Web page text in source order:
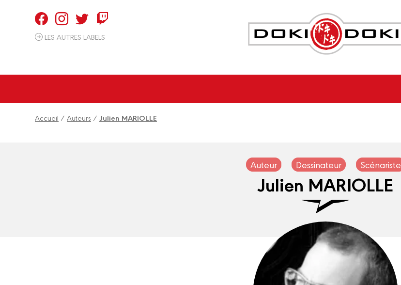
LES AUTRES LABELS
Accueil / Auteurs / Julien MARIOLLE
Auteur Dessinateur Scénariste
Julien MARIOLLE